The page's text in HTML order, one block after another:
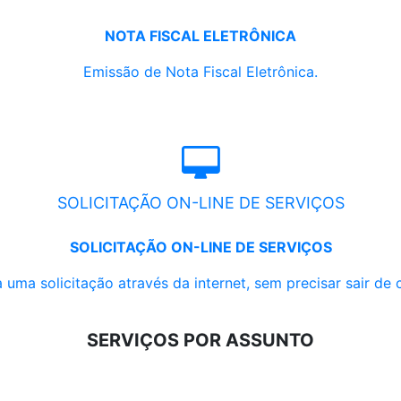
NOTA FISCAL ELETRÔNICA
Emissão de Nota Fiscal Eletrônica.
SOLICITAÇÃO ON-LINE DE SERVIÇOS
SOLICITAÇÃO ON-LINE DE SERVIÇOS
uma solicitação através da internet, sem precisar sair de
SERVIÇOS POR ASSUNTO